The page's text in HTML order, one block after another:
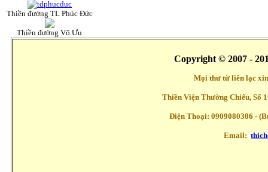
Thiền đường TL Phúc Đức
Thiền đường Vô Ưu
Copyright © 2007 -
Mọi thư từ liên lạc
Thiền Viện Thường Chiếu, Số
Điện Thoại: 0909080306 -
Email: